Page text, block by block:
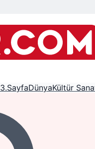
3.SayfaDünyaKültür